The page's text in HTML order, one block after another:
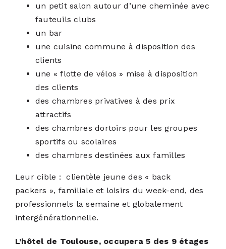
un petit salon autour d’une cheminée avec
fauteuils clubs
un bar
une cuisine commune à disposition des
clients
une « flotte de vélos » mise à disposition
des clients
des chambres privatives à des prix
attractifs
des chambres dortoirs pour les groupes
sportifs ou scolaires
des chambres destinées aux familles
Leur cible : clientèle jeune des « back
packers », familiale et loisirs du week-end, des
professionnels la semaine et globalement
intergénérationnelle.
L’hôtel de Toulouse, occupera 5 des 9 étages